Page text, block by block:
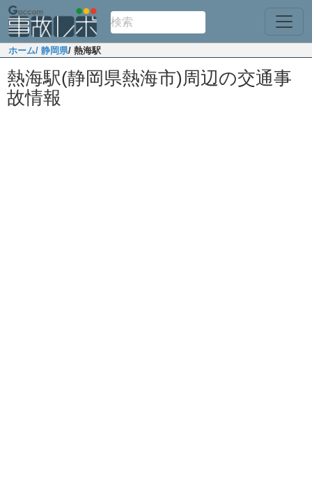
ホーム/ 静岡県/ 熱海駅
熱海駅(静岡県熱海市)周辺の交通事
故情報